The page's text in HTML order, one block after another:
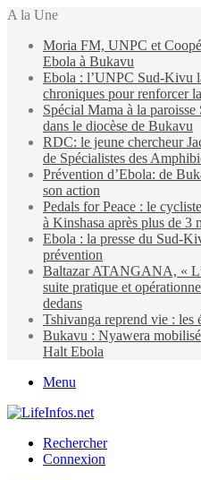
A la Une
Moria FM, UNPC et
Ebola à Bukavu
Ebola : l’UNPC Sud-Kivu
chroniques pour renforcer
Spécial Mama à la
dans le diocèse de Bukavu
RDC: le jeune chercheur
de Spécialistes des
Prévention d’Ebola: de
son action
Pedals for Peace : le
à Kinshasa après plus de 3
Ebola : la presse du Sud-
prévention
Baltazar ATANGANA, «
suite pratique et
dedans
Tshivanga reprend vie : les
Bukavu : Nyawera
Halt Ebola
Menu
Rechercher
Connexion